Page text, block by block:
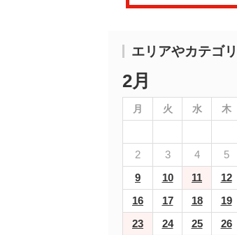
エリアやカテゴ
2月
月 火 水 木
2
3 4 5
9
10 11 12
16
17 18 19
23
24 25 26